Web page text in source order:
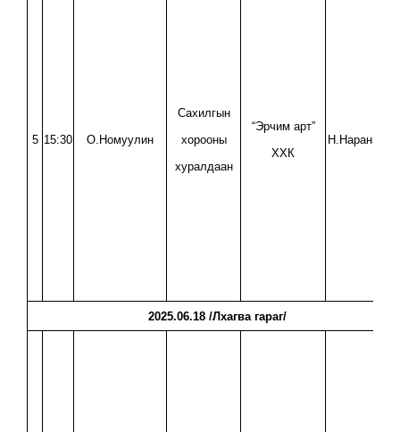
5 15:30 О.Номуулин
Сахилгын
хорооны
хуралдаан
“Эрчим арт”
ХХК
2025.06.18 /Лхагва гараг/